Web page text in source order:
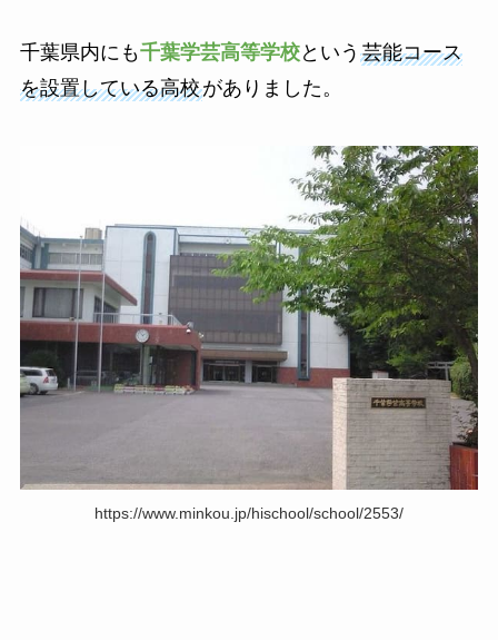
千葉県内にも千葉学芸高等学校という 芸能コース
を設置している高校がありました。
https://www.minkou.jp/hischool/school/2553/